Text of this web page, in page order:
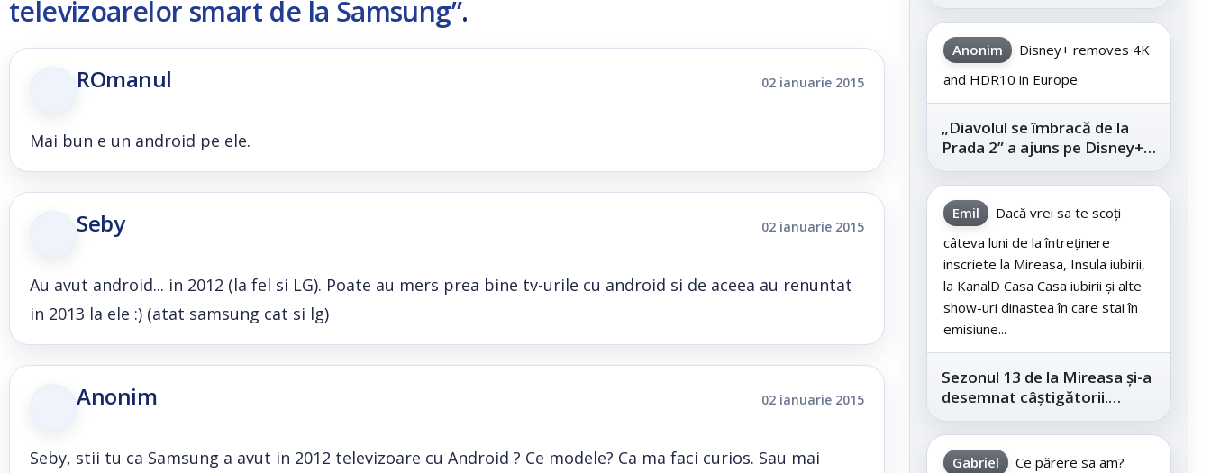
televizoarelor smart de la Samsung”.
ROmanul 02 ianuarie 2015
Mai bun e un android pe ele.
Seby 02 ianuarie 2015
Au avut android... in 2012 (la fel si LG). Poate au mers prea bine tv-urile cu android si de aceea au renuntat
in 2013 la ele :) (atat samsung cat si lg)
Anonim 02 ianuarie 2015
Seby, stii tu ca Samsung a avut in 2012 televizoare cu Android ? Ce modele? Ca ma faci curios. Sau mai
channels legally
Anonim
Disney+ removes 4K
and HDR10 in Europe
„Diavolul se îmbracă de la
Prada 2” a ajuns pe Disney+,
după succesul din
cinematografe
Emil
Dacă vrei sa te scoți
câteva luni de la întreținere
inscriete la Mireasa, Insula iubirii,
la KanalD Casa Casa iubirii și alte
show-uri dinastea în care stai în
emisiune...
Sezonul 13 de la Mireasa și-a
desemnat câștigătorii.
Telespectatorii au decis care
este...
Gabriel
Ce părere sa am?